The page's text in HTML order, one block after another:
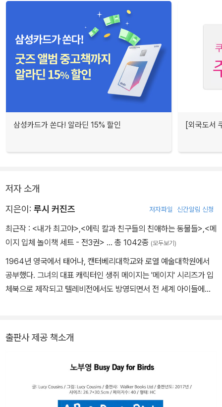
삼성카드가 쏜다! 알라딘 15% 할인 [외국도서
저자 소개
지은이: 루시 커진즈 저자파일 신간알림 신청
최근작 : <내가 최고야>,<에릭 칼과 친구들의 친애하는 동물들>,<메
이지 입체 놀이책 세트 - 전3권> … 총 1042종 (모두보기)
1964년 영국에서 태어나, 캔터베리대학교와 로열 예술대학원에서
공부했다. 그녀의 대표 캐릭터인 생쥐 메이지는 '메이지' 시리즈가 입
체북으로 제작되고 텔레비전에서도 방영되면서 전 세계 아이들에게
면 어떤 형태로든 발현될 때까지 책상을 떠나지 않는 열성적인 연습
다른 예술 작품에서도 영감을 얻지만, 가장 큰 영감을 주는 대상은 바
로 아이들이라고 한다.
출판사 제공 책소개